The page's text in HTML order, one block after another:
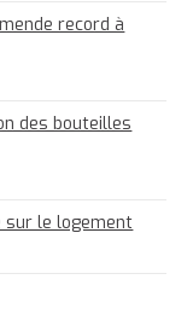
record à
des bouteilles
sur le logement